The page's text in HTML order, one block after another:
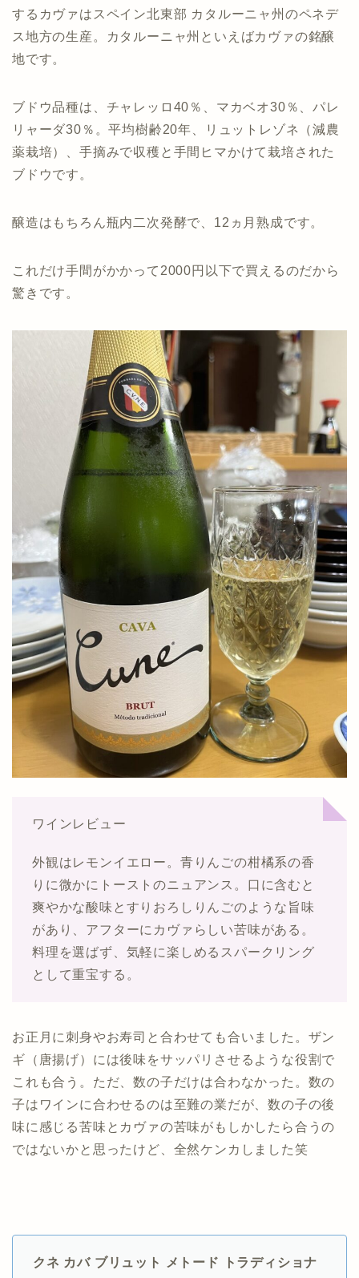
するカヴァはスペイン北東部 カタルーニャ州のペネデ
ス地方の生産。カタルーニャ州といえばカヴァの銘醸
地です。
ブドウ品種は、チャレッロ40％、マカベオ30％、パレ
リャーダ30％。平均樹齢20年、リュットレゾネ（減農
薬栽培）、手摘みで収穫と手間ヒマかけて栽培された
ブドウです。
醸造はもちろん瓶内二次発酵で、12ヵ月熟成です。
これだけ手間がかかって2000円以下で買えるのだから
驚きです。
ワインレビュー
外観はレモンイエロー。青りんごの柑橘系の香
りに微かにトーストのニュアンス。口に含むと
爽やかな酸味とすりおろしりんごのような旨味
があり、アフターにカヴァらしい苦味がある。
料理を選ばず、気軽に楽しめるスパークリング
として重宝する。
お正月に刺身やお寿司と合わせても合いました。ザン
ギ（唐揚げ）には後味をサッパリさせるような役割で
これも合う。ただ、数の子だけは合わなかった。数の
子はワインに合わせるのは至難の業だが、数の子の後
味に感じる苦味とカヴァの苦味がもしかしたら合うの
ではないかと思ったけど、全然ケンカしました笑
クネ カバ ブリュット メトード トラディショナ